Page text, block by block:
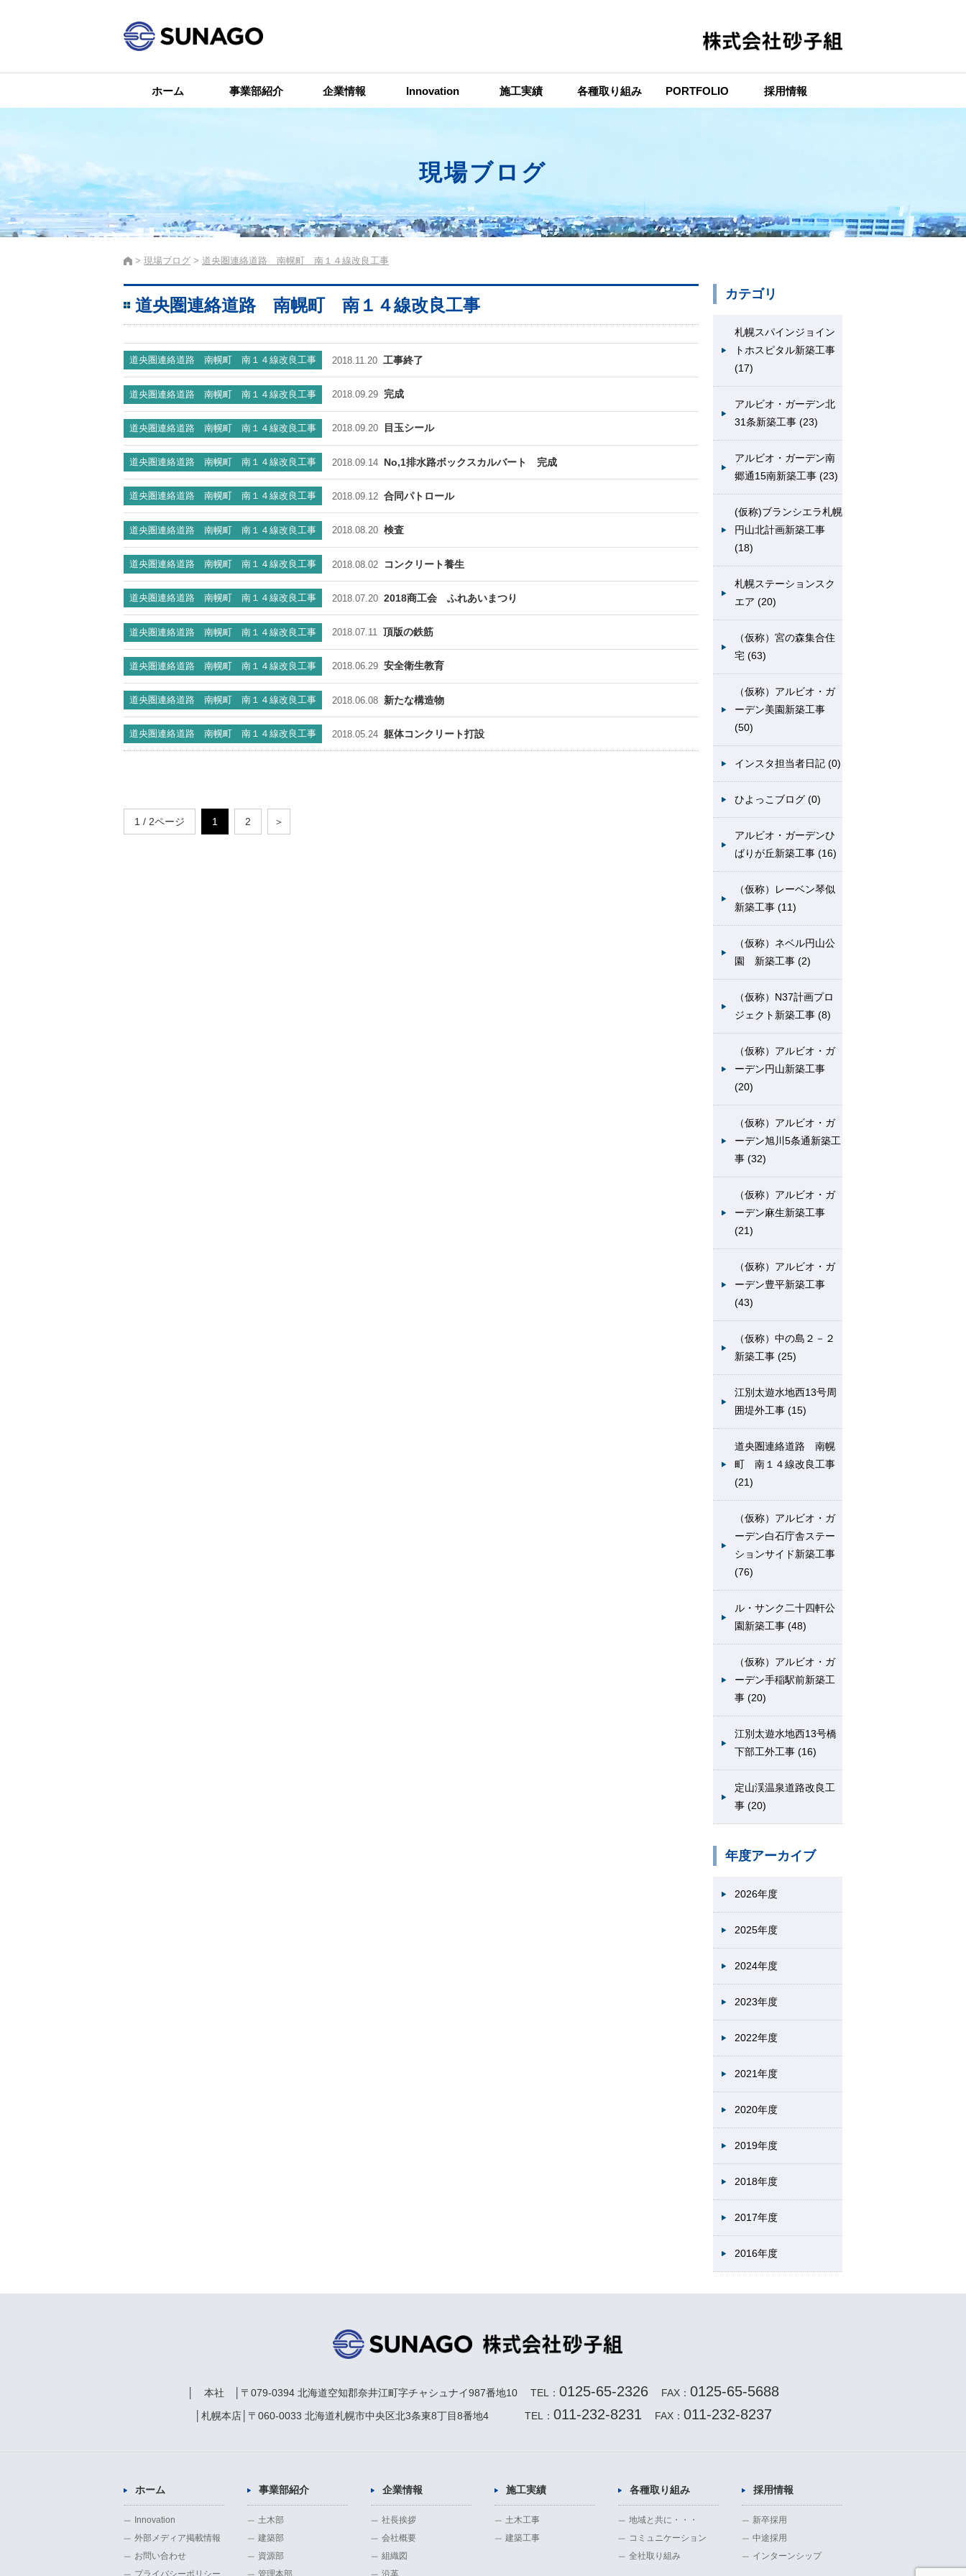
ホーム 事業部紹介 企業情報 Innovation 施工実績 各種取り組み PORTFOLIO 採用情報
現場ブログ
現場ブログ 道央圏連絡道路 南幌町 南１４線改良工事
道央圏連絡道路 南幌町 南１４線改良工事
道央圏連絡道路 南幌町 南１４線改良工事 2018.11.20 工事終了
道央圏連絡道路 南幌町 南１４線改良工事 2018.09.29 完成
道央圏連絡道路 南幌町 南１４線改良工事 2018.09.20 目玉シール
道央圏連絡道路 南幌町 南１４線改良工事 2018.09.14 No,1排水路ボックスカルバート 完成
道央圏連絡道路 南幌町 南１４線改良工事 2018.09.12 合同パトロール
道央圏連絡道路 南幌町 南１４線改良工事 2018.08.20 検査
道央圏連絡道路 南幌町 南１４線改良工事 2018.08.02 コンクリート養生
道央圏連絡道路 南幌町 南１４線改良工事 2018.07.20 2018商工会 ふれあいまつり
道央圏連絡道路 南幌町 南１４線改良工事 2018.07.11 頂版の鉄筋
道央圏連絡道路 南幌町 南１４線改良工事 2018.06.29 安全衛生教育
道央圏連絡道路 南幌町 南１４線改良工事 2018.06.08 新たな構造物
道央圏連絡道路 南幌町 南１４線改良工事 2018.05.24 躯体コンクリート打設
1 / 2ページ 1 2 ＞
カテゴリ
札幌スパインジョイン
トホスピタル新築工事
(17)
アルビオ・ガーデン北
31条新築工事 (23)
アルビオ・ガーデン南
郷通15南新築工事 (23)
(仮称)ブランシエラ札幌
円山北計画新築工事
(18)
札幌ステーションスク
エア (20)
（仮称）宮の森集合住
宅 (63)
（仮称）アルビオ・ガ
ーデン美園新築工事
(50)
インスタ担当者日記 (0)
ひよっこブログ (0)
アルビオ・ガーデンひ
ばりが丘新築工事 (16)
（仮称）レーベン琴似
新築工事 (11)
（仮称）ネベル円山公
園 新築工事 (2)
（仮称）N37計画プロ
ジェクト新築工事 (8)
（仮称）アルビオ・ガ
ーデン円山新築工事
(20)
（仮称）アルビオ・ガ
ーデン旭川5条通新築工
事 (32)
（仮称）アルビオ・ガ
ーデン麻生新築工事
(21)
（仮称）アルビオ・ガ
ーデン豊平新築工事
(43)
（仮称）中の島２－２
新築工事 (25)
江別太遊水地西13号周
囲堤外工事 (15)
道央圏連絡道路 南幌
町 南１４線改良工事
(21)
（仮称）アルビオ・ガ
ーデン白石庁舎ステー
ションサイド新築工事
(76)
ル・サンク二十四軒公
園新築工事 (48)
（仮称）アルビオ・ガ
ーデン手稲駅前新築工
事 (20)
江別太遊水地西13号橋
下部工外工事 (16)
定山渓温泉道路改良工
事 (20)
年度アーカイブ
2026年度
2025年度
2024年度
2023年度
2022年度
2021年度
2020年度
2019年度
2018年度
2017年度
2016年度
│ 本社 │ 〒079-0394 北海道空知郡奈井江町字チャシュナイ987番地10 TEL： 0125-65-2326 FAX： 0125-65-5688
│札幌本店│ 〒060-0033 北海道札幌市中央区北3条東8丁目8番地4 TEL： 011-232-8231 FAX： 011-232-8237
ホーム
Innovation
外部メディア掲載情報
お問い合わせ
プライバシーポリシー
事業部紹介
土木部
建築部
資源部
管理本部
企業情報
社長挨拶
会社概要
組織図
沿革
施工実績
土木工事
建築工事
各種取り組み
地域と共に・・・
コミュニケーション
全社取り組み
採用情報
新卒採用
中途採用
インターンシップ